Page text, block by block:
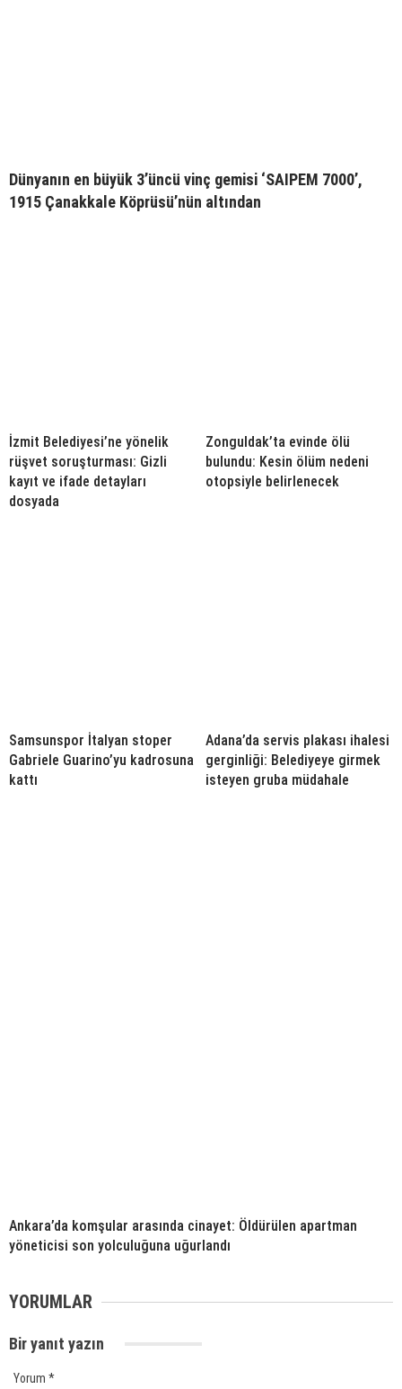
Dünyanın en büyük 3’üncü vinç gemisi ‘SAIPEM 7000’,
1915 Çanakkale Köprüsü’nün altından
İzmit Belediyesi’ne yönelik
rüşvet soruşturması: Gizli
kayıt ve ifade detayları
dosyada
Zonguldak’ta evinde ölü
bulundu: Kesin ölüm nedeni
otopsiyle belirlenecek
Samsunspor İtalyan stoper
Gabriele Guarino’yu kadrosuna
kattı
Adana’da servis plakası ihalesi
gerginliği: Belediyeye girmek
isteyen gruba müdahale
Ankara’da komşular arasında cinayet: Öldürülen apartman
yöneticisi son yolculuğuna uğurlandı
YORUMLAR
Bir yanıt yazın
Yorum *